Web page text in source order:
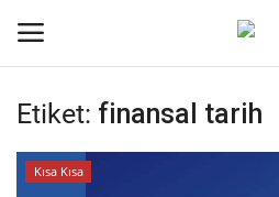
Oturum aç Kayıt ol
Etiket: finansal tarih
Kısa Kısa